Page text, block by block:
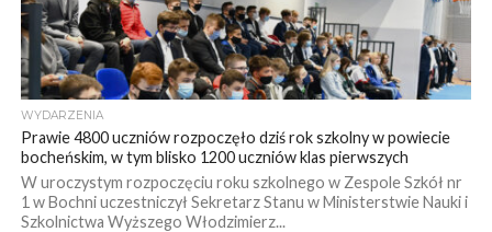
WYDARZENIA
Prawie 4800 uczniów rozpoczęło dziś rok szkolny w powiecie
bocheńskim, w tym blisko 1200 uczniów klas pierwszych
W uroczystym rozpoczęciu roku szkolnego w Zespole Szkół nr
1 w Bochni uczestniczył Sekretarz Stanu w Ministerstwie Nauki i
Szkolnictwa Wyższego Włodzimierz...